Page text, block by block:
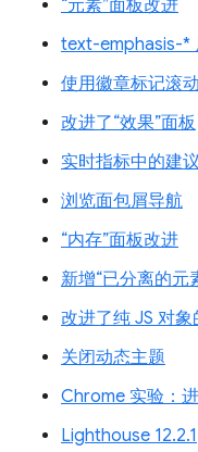
“元素”面板改进
text-emphasis-*
使用徽章标记滚
改进了“效果”面板
实时指标中的建议
浏览面包屑导航
“内存”面板改进
新增“已分离的元
改进了纯 JS 对象
关闭动态主题
Chrome 实验：
Lighthouse 12.2.1